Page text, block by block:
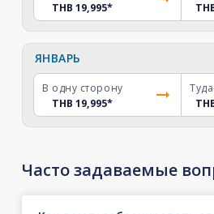
THB 19,995*
ЯНВАРЬ
В одну сторону
THB 19,995*
Часто задаваемые